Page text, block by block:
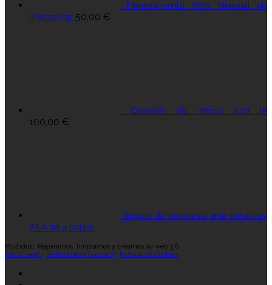
Mantenimiento Web Mensual de
Prestashop 50,00 €
Creación de vídeos con IA
100,00 €
Seguro de respuesta ante desastres
(SLA de 4 horas)
Multidisc. Reparamos, limpiamos y creamos su web 3.0
Aviso Legal· Política de privacidad · Política de Cookies